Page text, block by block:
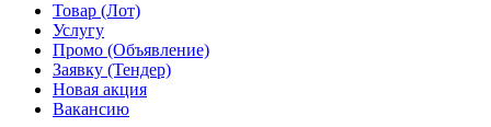
Товар (Лот)
Услугу
Промо (Объявление)
Заявку (Тендер)
Новая акция
Вакансию